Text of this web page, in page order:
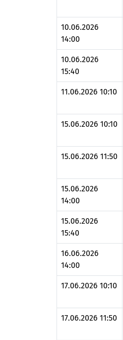
10.06.2026
14:00
10.06.2026
15:40
11.06.2026 10:10
15.06.2026 10:10
15.06.2026 11:50
15.06.2026
14:00
15.06.2026
15:40
16.06.2026
14:00
17.06.2026 10:10
17.06.2026 11:50